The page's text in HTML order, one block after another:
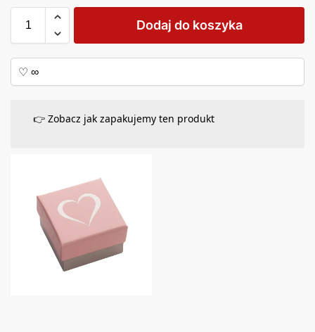
Dodaj do koszyka
👉 Zobacz jak zapakujemy ten produkt